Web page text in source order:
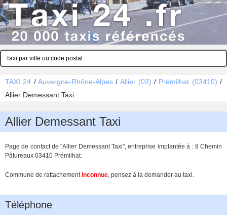
TAXI 24 / Auvergne-Rhône-Alpes/ Allier (03) / Prémilhat (03410) /
Allier Demessant Taxi
Allier Demessant Taxi
Page de contact de "Allier Demessant Taxi", entreprise implantée à : 8 Chemin
Pâtureaux 03410 Prémilhat.
Commune de rattachementinconnue, pensez à la demander au taxi.
Téléphone